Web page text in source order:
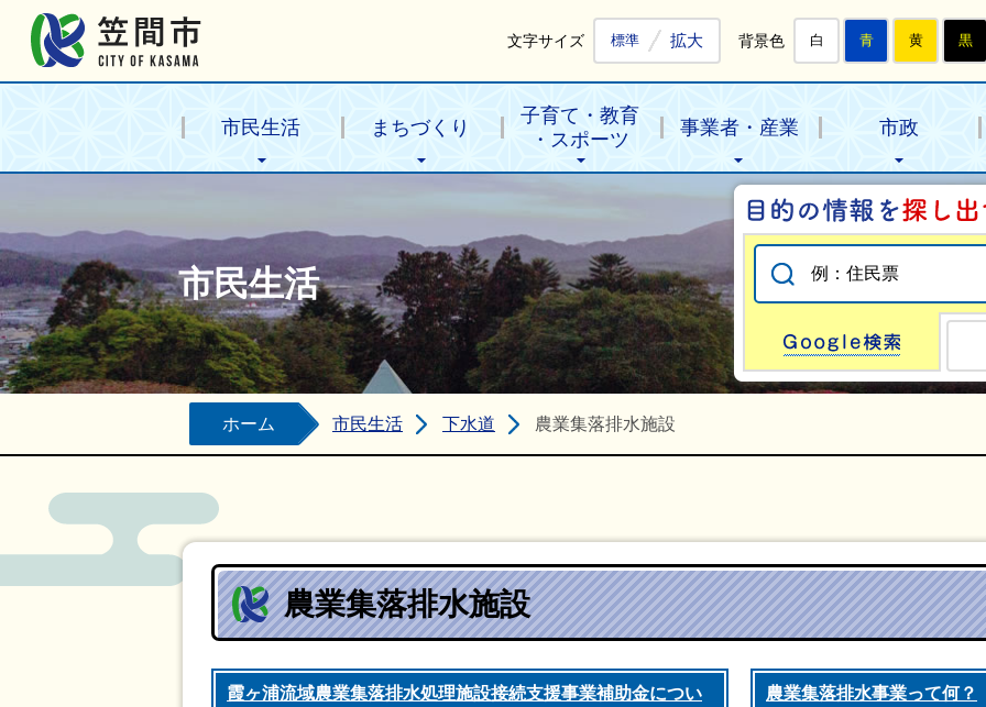
文字サイズ 標準 拡大 背景色 白 青 黄 黒
市民生活 まちづくり
子育て・教育
・スポーツ
事業者・産業 市政
市民生活
ホーム 市民生活 下水道 農業集落排水施設
農業集落排水施設
霞ヶ浦流域農業集落排水処理施設接続支援事業補助金につい
農業集落排水事業って何？